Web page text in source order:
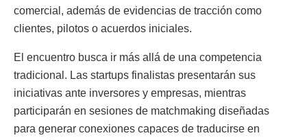
comercial, además de evidencias de tracción como
clientes, pilotos o acuerdos iniciales.
El encuentro busca ir más allá de una competencia
tradicional. Las startups finalistas presentarán sus
iniciativas ante inversores y empresas, mientras
participarán en sesiones de matchmaking diseñadas
para generar conexiones capaces de traducirse en